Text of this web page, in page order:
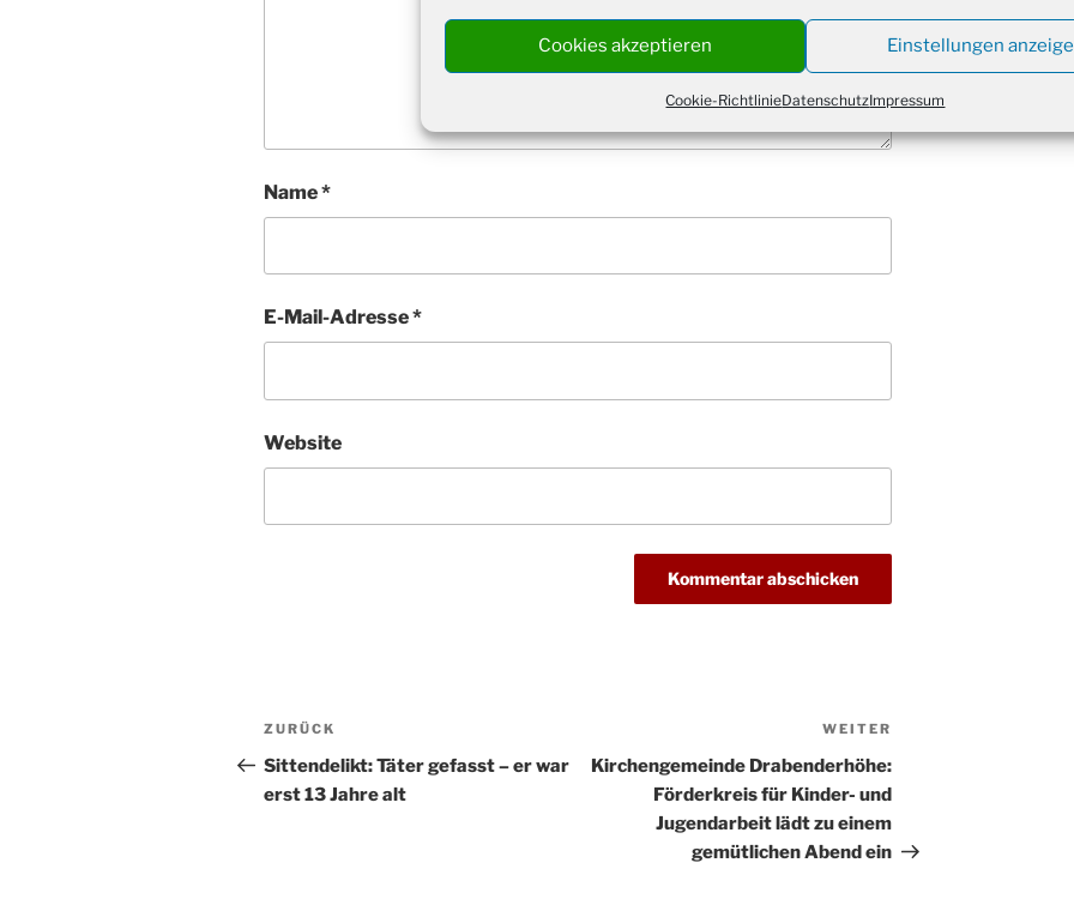
Cookies akzeptieren Einstellungen
Cookie-RichtlinieDatenschutzImpressum
Name*
E-Mail-Adresse*
Website
Beitragsnavigation
Vorheriger
Beitrag
ZURÜCK
Sittendelikt: Täter gefasst – er war
erst 13 Jahre alt
Beitrag
WEITER
Kirchengemeinde Drabenderhöhe:
Förderkreis für Kinder- und
Jugendarbeit lädt zu einem
gemütlichen Abend ein
28.11.
11.12.
Puer-